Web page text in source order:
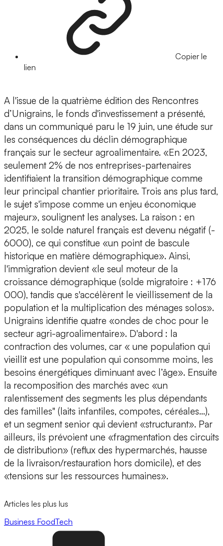
Copier le
lien
A l'issue de la quatrième édition des Rencontres
d’Unigrains, le fonds d'investissement a présenté,
dans un communiqué paru le 19 juin, une étude sur
les conséquences du déclin démographique
français sur le secteur agroalimentaire. «En 2023,
seulement 2% de nos entreprises-partenaires
identifiaient la transition démographique comme
leur principal chantier prioritaire. Trois ans plus tard,
le sujet s'impose comme un enjeu économique
majeur», soulignent les analyses. La raison : en
2025, le solde naturel français est devenu négatif (-
6000), ce qui constitue «un point de bascule
historique en matière démographique». Ainsi,
l'immigration devient «le seul moteur de la
croissance démographique (solde migratoire : +176
000), tandis que s'accélèrent le vieillissement de la
population et la multiplication des ménages solos».
Unigrains identifie quatre «ondes de choc pour le
secteur agri-agroalimentaire». D'abord : la
contraction des volumes, car « une population qui
vieillit est une population qui consomme moins, les
besoins énergétiques diminuant avec l’âge». Ensuite
la recomposition des marchés avec «un
ralentissement des segments les plus dépendants
des familles" (laits infantiles, compotes, céréales…),
et un segment senior qui devient «structurant». Par
ailleurs, ils prévoient une «fragmentation des circuits
de distribution» (reflux des hypermarchés, hausse
de la livraison/restauration hors domicile), et des
«tensions sur les ressources humaines».
Articles les plus lus
Business FoodTech